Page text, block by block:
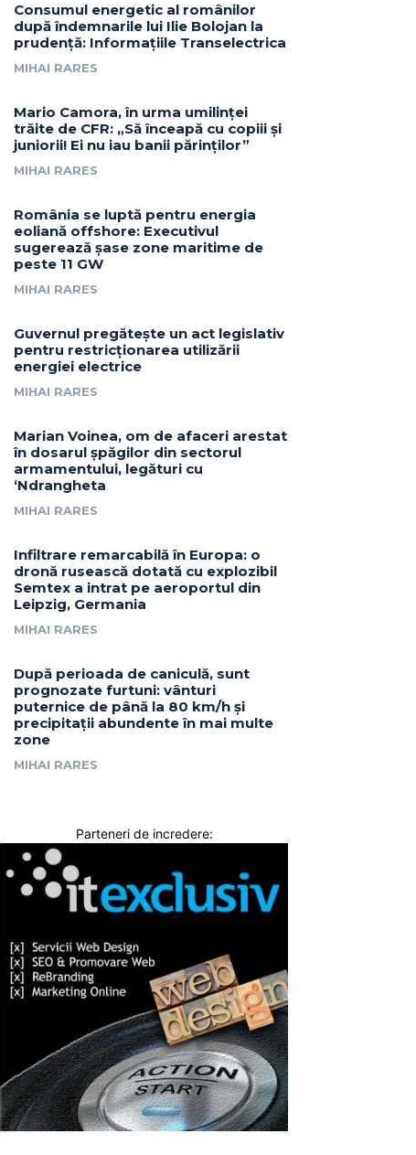
Consumul energetic al românilor
după îndemnarile lui Ilie Bolojan la
prudență: Informațiile Transelectrica
MIHAI RARES
Mario Camora, în urma umilinței
trăite de CFR: „Să înceapă cu copiii și
juniorii! Ei nu iau banii părinților”
MIHAI RARES
România se luptă pentru energia
eoliană offshore: Executivul
sugerează șase zone maritime de
peste 11 GW
MIHAI RARES
Guvernul pregătește un act legislativ
pentru restricționarea utilizării
energiei electrice
MIHAI RARES
Marian Voinea, om de afaceri arestat
în dosarul șpăgilor din sectorul
armamentului, legături cu
‘Ndrangheta
MIHAI RARES
Infiltrare remarcabilă în Europa: o
dronă rusească dotată cu explozibil
Semtex a intrat pe aeroportul din
Leipzig, Germania
MIHAI RARES
După perioada de caniculă, sunt
prognozate furtuni: vânturi
puternice de până la 80 km/h și
precipitații abundente în mai multe
zone
MIHAI RARES
Parteneri de incredere: